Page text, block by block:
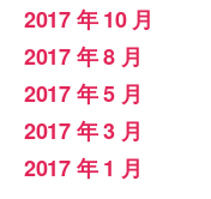
2017 年 10 月
2017 年 8 月
2017 年 5 月
2017 年 3 月
2017 年 1 月